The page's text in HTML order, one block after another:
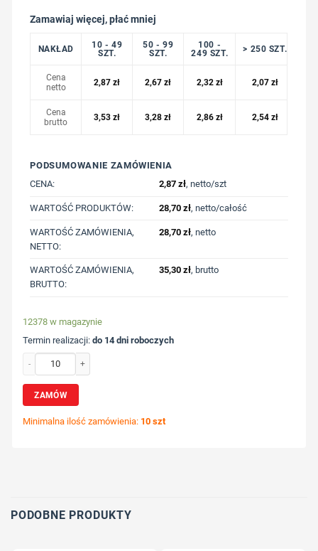
Zamawiaj więcej, płać mniej
NAKŁAD
10 - 49
SZT.
50 - 99
SZT.
100 -
249 SZT.
> 250 SZT.
Cena
netto
2,87zł 2,67zł 2,32 zł 2,07 zł
Cena
brutto
3,53zł 3,28zł 2,86 zł 2,54 zł
PODSUMOWANIE ZAMÓWIENIA
CENA:
2,87 zł, netto/szt
WARTOŚĆ PRODUKTÓW: 28,70 zł, netto/całość
WARTOŚĆ ZAMÓWIENIA,
NETTO:
28,70 zł, netto
WARTOŚĆ ZAMÓWIENIA,
BRUTTO:
35,30 zł, brutto
12378 w magazynie
Termin realizacji:do 14 dni roboczych
ZAMÓW
Minimalna ilość zamówienia: 10 szt
PODOBNE PRODUKTY